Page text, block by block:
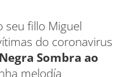
seu fillo Miguel
do coronavirus
Sombra ao
melodía